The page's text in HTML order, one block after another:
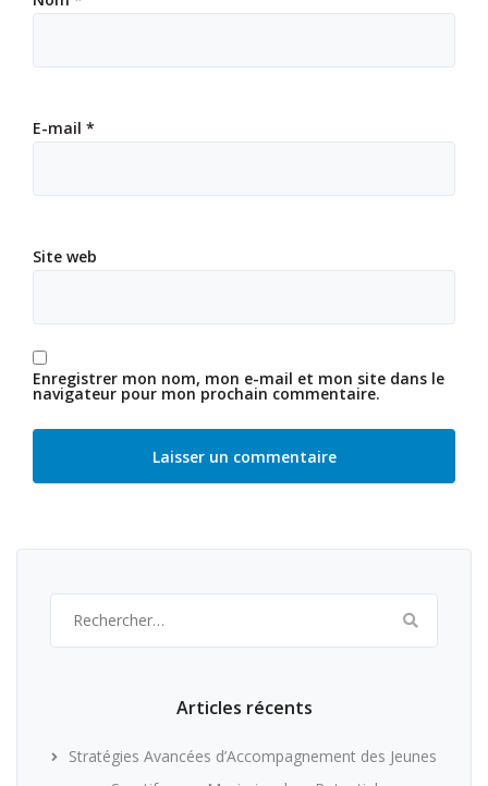
E-mail *
Site web
Enregistrer mon nom, mon e-mail et mon site dans le
navigateur pour mon prochain commentaire.
Articles récents
Stratégies Avancées d’Accompagnement des Jeunes